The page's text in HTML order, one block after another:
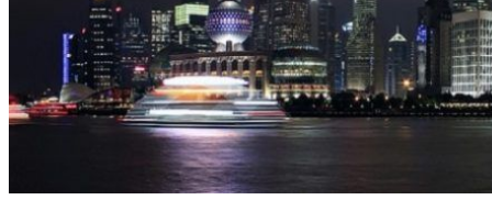
CHI SIAMO
CONTATTI